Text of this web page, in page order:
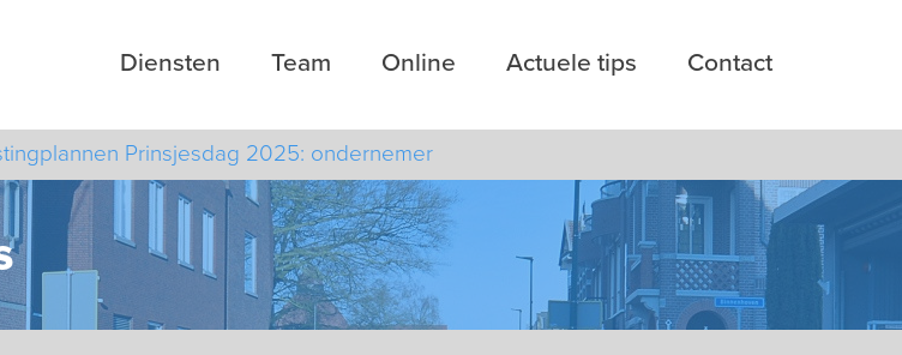
Diensten Team Online Actuele tips Contact
Prinsjesdag 2025: ondernemer